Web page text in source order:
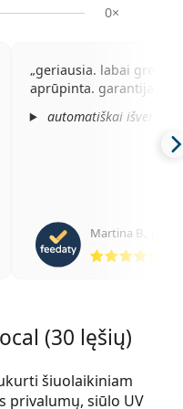
0×
geriausia. labai greita
aprūpinta. garantija
automatiškai išversta
Martina B.
(30 lęšių)
šiuolaikiniam
privalumų, siūlo UV